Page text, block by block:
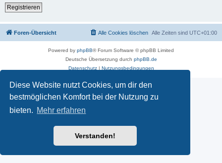
Diese Website nutzt Cookies, um dir den
bestmöglichen Komfort bei der Nutzung zu
bieten. Mehr erfahren
Verstanden!
Registrieren
Foren-Übersicht Alle Zeiten sind UTC+01:00
Alle Cookies löschen
Powered by phpBB® Forum Software © phpBB Limited
Deutsche Übersetzung durch phpBB.de
Datenschutz| Nutzungsbedingungen